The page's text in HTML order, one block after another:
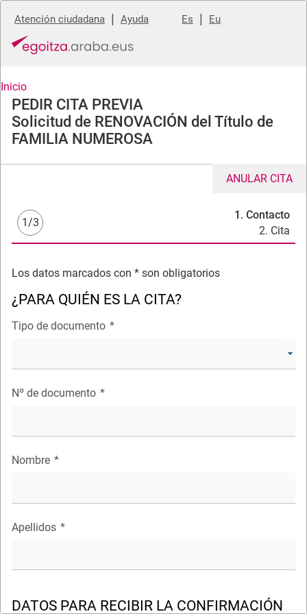
Atención ciudadana Ayuda Es Eu
Inicio
PEDIR CITA PREVIA
Solicitud de RENOVACIÓN del Título de
FAMILIA NUMEROSA
ANULAR CITA
1/3
1. Contacto
2. Cita
Los datos marcados con * son obligatorios
¿PARA QUIÉN ES LA CITA?
Tipo de documento *
Nº de documento *
Nombre *
Apellidos *
DATOS PARA RECIBIR LA CONFIRMACIÓN